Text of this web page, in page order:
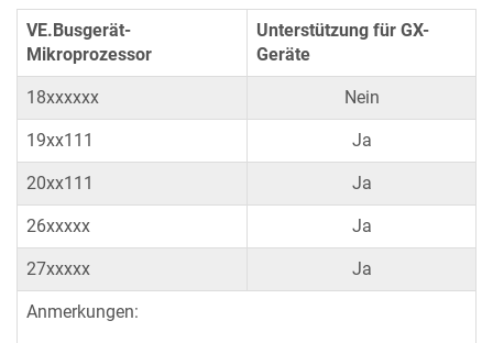
VE.Busgerät-
Mikroprozessor
Unterstützung für GX-
Geräte
18xxxxxx Nein
19xx111 Ja
20xx111 Ja
26xxxxx Ja
27xxxxx Ja
Anmerkungen: